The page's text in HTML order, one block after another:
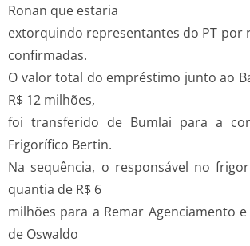
Ronan que estaria
extorquindo representantes do PT por
confirmadas.
O valor total do empréstimo junto ao
R$ 12 milhões,
foi transferido de Bumlai para a
Frigorífico Bertin.
Na sequência, o responsável no
quantia de R$ 6
milhões para a Remar Agenciamento
de Oswaldo